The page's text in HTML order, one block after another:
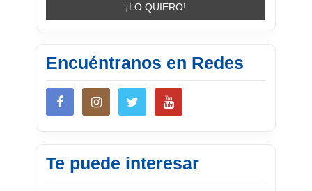
Encuéntranos en Redes
Te puede interesar